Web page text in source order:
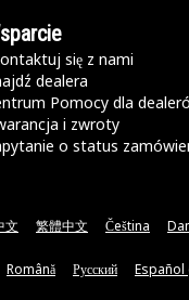
się z nami
dealera
Pomocy dla
i zwroty
o status
文 繁體中文 Čeština
Română Русский Español